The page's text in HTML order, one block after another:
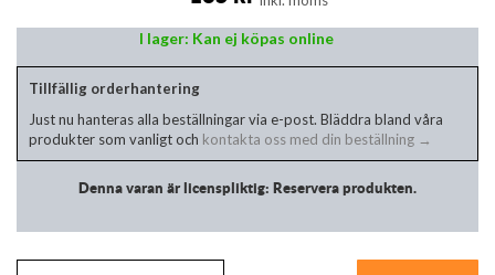
I lager: Kan ej köpas online
Tillfällig orderhantering
Just nu hanteras alla beställningar via e-post. Bläddra bland våra
produkter som vanligt och kontakta oss med din beställning →
Denna varan är licenspliktig: Reservera produkten.